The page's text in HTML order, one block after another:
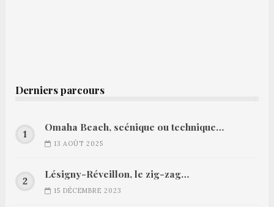
Derniers parcours
Omaha Beach, scénique ou technique…
13 AOÛT 2025
Lésigny-Réveillon, le zig-zag…
15 DÉCEMBRE 2023